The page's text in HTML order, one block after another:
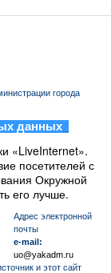
города
данных
«LiveInternet».
посетителей с
Окружной
его лучше.
Aдрес электронной
почты
e-mail:
uo@yakadm.ru
и этот сайт